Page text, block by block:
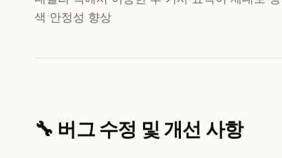
색 안정성 향상
🔧 버그 수정 및 개선 사항